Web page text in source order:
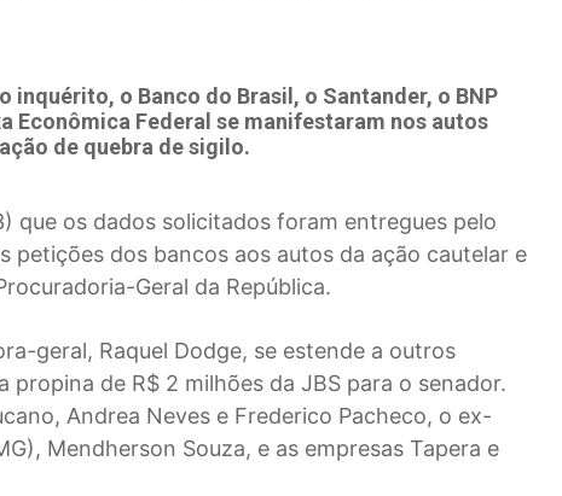
o Banco do Brasil, o Santander, o BNP
Econômica Federal se manifestaram nos autos
de quebra de sigilo.
os dados solicitados foram entregues pelo
petições dos bancos aos autos da ação cautelar e
Geral da República.
geral, Raquel Dodge, se estende a outros
de R$ 2 milhões da JBS para o senador.
Andrea Neves e Frederico Pacheco, o ex-
Mendherson Souza, e as empresas Tapera e